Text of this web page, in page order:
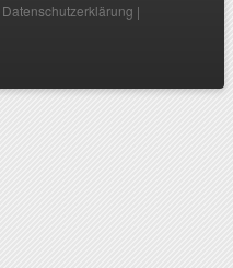
Datenschutzerklärung |